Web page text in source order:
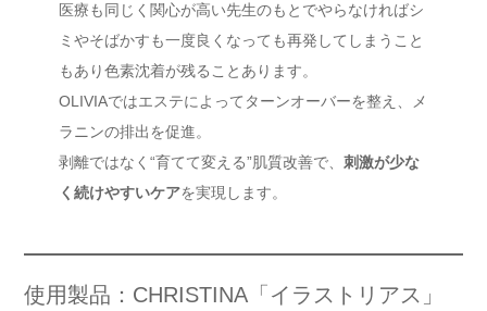
医療も同じく関心が高い先生のもとでやらなければシ
ミやそばかすも一度良くなっても再発してしまうこと
もあり色素沈着が残ることあります。
OLIVIAではエステによってターンオーバーを整え、メ
ラニンの排出を促進。
剥離ではなく“育てて変える”肌質改善で、刺激が少な
く続けやすいケアを実現します。
使用製品：CHRISTINA「イラストリアス」